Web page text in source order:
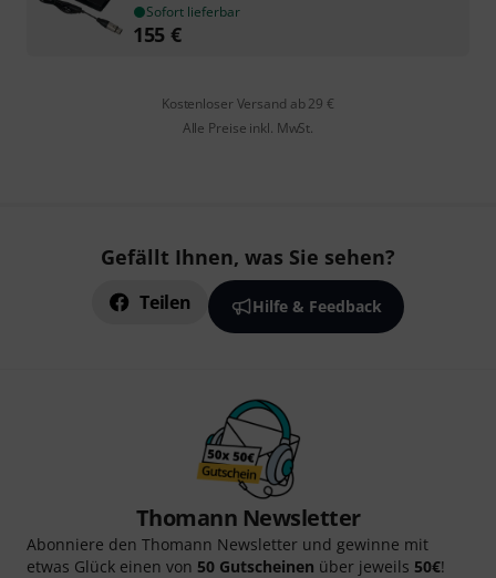
Sofort lieferbar
155 €
Kostenloser Versand ab 29 €
Alle Preise inkl. MwSt.
Gefällt Ihnen, was Sie sehen?
Teilen Hilfe & Feedback
Thomann Newsletter
Abonniere den Thomann Newsletter und gewinne mit
etwas Glück einen von 50 Gutscheinen über jeweils 50€!